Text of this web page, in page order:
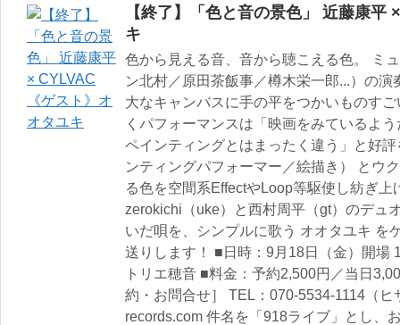
【終了】「色と音の景色」 近藤康平
キ
色から見える音、音から聴こえる色。 ミ
ン北村／原田茶飯事／樽木栄一郎...）の
大なキャンバスに手の平をつかいものす
くパフォーマンスは「映画をみているよ
ペインティングとはまったく違う」と好
ンティングパフォーマー／絵描き） とウ
る色を空間系EffectやLoop等駆使し紡ぎ
zerokichi（uke）と西村周平（gt）のデュ
いだ唄を、シンプルに歌う オオタユキ を
送りします！ ■日時：9月18日（金）開場
トリエ穂音 ■料金：予約2,500円／当日
約・お問合せ］ TEL：070-5534-1114（
records.com 件名を「918ライブ」とし、